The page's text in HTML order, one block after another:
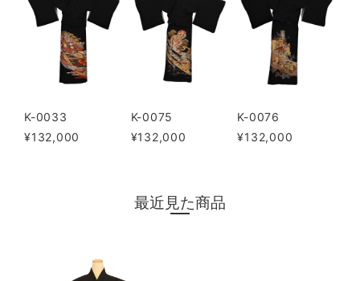
K-0033
¥132,000
K-0075
¥132,000
K-0076
¥132,000
最近見た商品